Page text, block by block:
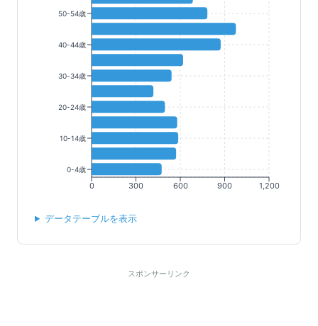
0 300 600 900 1,200
50-54歳
40-44歳
30-34歳
20-24歳
10-14歳
0-4歳
データテーブルを表示
スポンサーリンク